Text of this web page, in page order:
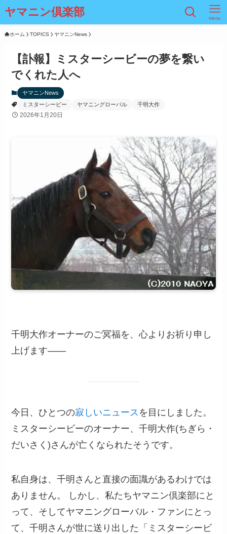
ヤマニン倶楽部 menu
ホーム TOPICS ヤマニンNews
【訃報】ミスターシービーの夢を繋い
でくれた人へ
ヤマニンNews
ミスターシービー
ヤマニングローバル 千明大作
2026年1月20日
千明大作オーナーのご冥福を、心よりお祈り申し
上げます――
今日、ひとつの寂しいニュース を目にしました。
ミスターシービーのオーナー、千明大作(ちぎら・
だいさく)さんが亡くなられたそうです。
私自身は、千明さんと直接の面識があるわけでは
ありません。 しかし、私たちヤマニン倶楽部にと
って、そしてヤマニングローバル・ファンにとっ
て、千明さんが世に送り出した「ミスターシービ